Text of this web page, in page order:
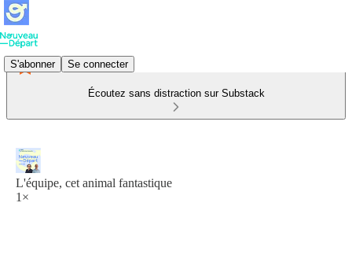
S'abonner Se connecter
Écoutez sans distraction sur Substack
L'équipe, cet animal fantastique
1×